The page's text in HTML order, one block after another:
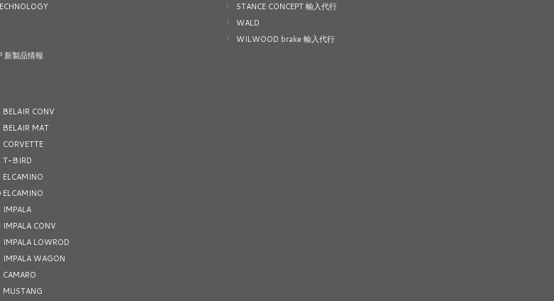
新製品情報
CONV
MAT
T-BIRD
CONV
LOWROD
WAGON
STANCE CONCEPT 輸入代行
WALD
WILWOOD brake 輸入代行